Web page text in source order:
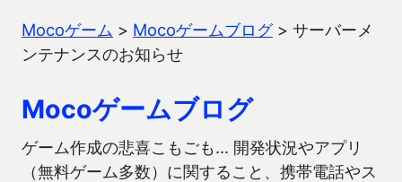
Mocoゲーム > Mocoゲームブログ> サーバーメ
ンテナンスのお知らせ
Mocoゲームブログ
ゲーム作成の悲喜こもごも… 開発状況やアプリ
（無料ゲーム多数）に関すること、携帯電話やス